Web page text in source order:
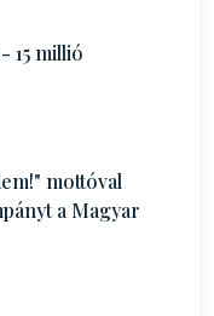
15 millió
mottóval
a Magyar